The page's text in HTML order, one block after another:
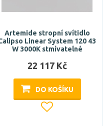
Artemide stropní svítidlo
Linear System 120 43
W 3000K stmívatelné
22 117 Kč
DO KOŠÍKU